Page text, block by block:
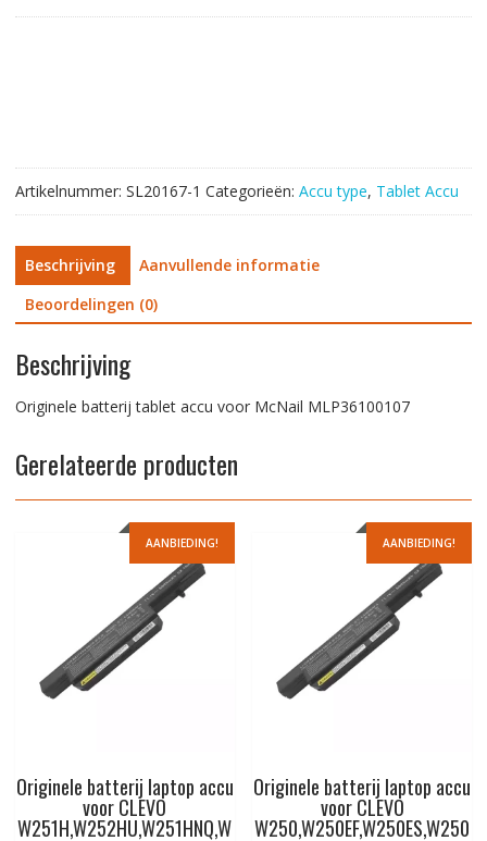
Artikelnummer: SL20167-1 Categorieën: Accu type, Tablet Accu
Beschrijving
Aanvullende informatie
Beoordelingen (0)
Beschrijving
Originele batterij tablet accu voor McNail MLP36100107
Gerelateerde producten
AANBIEDING!
Originele batterij laptop accu
voor CLEVO
W251H,W252HU,W251HNQ,W
AANBIEDING!
Originele batterij laptop accu
voor CLEVO
W250,W250EF,W250ES,W250